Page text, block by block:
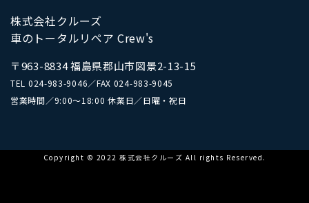
株式会社クルーズ
車のトータルリペア Crew's
〒963-8834 福島県郡山市図景2-13-15
TEL 024-983-9046／FAX 024-983-9045
営業時間／9:00～18:00 休業日／日曜・祝日
Copyright © 2022 株式会社クルーズ All rights Reserved.